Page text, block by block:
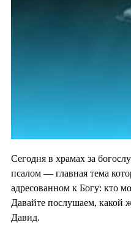
Сегодня в храмах за
псалом — главная тема
адресованном к Богу: кто
Давайте послушаем, какой
Давид.